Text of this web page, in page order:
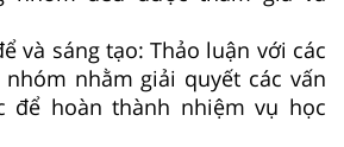
và sáng tạo: Thảo luận với các
nhằm giải quyết các vấn
để hoàn thành nhiệm vụ học